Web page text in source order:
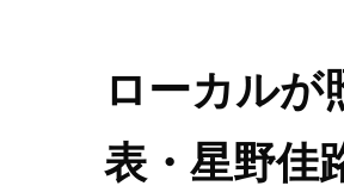
ローカル
表・星野佳